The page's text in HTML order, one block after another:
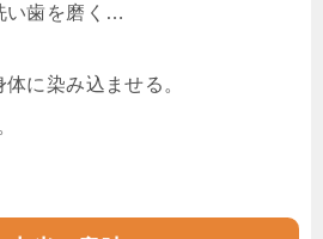
い歯を磨く…
に染み込ませる。